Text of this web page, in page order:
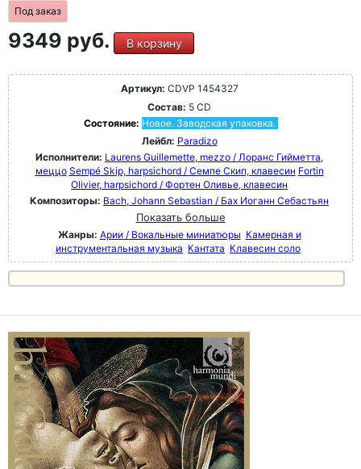
Под заказ
9349 руб. В корзину
Артикул: CDVP 1454327
Состав: 5 CD
Состояние: Новое. Заводская упаковка.
Лейбл: Paradizo
Исполнители: Laurens Guillemette, mezzo / Лоранс Гийметта,
меццо Sempé Skip, harpsichord / Семпе Скип, клавесин Fortin
Olivier, harpsichord / Фортен Оливье, клавесин
Композиторы: Bach, Johann Sebastian / Бах Иоганн Себастьян
Показать больше
Жанры: Арии / Вокальные миниатюры Камерная и
инструментальная музыка Кантата Клавесин соло